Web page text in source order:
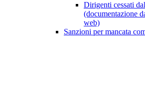
Dirigenti cessati
(documentazione
web)
Sanzioni per mancata